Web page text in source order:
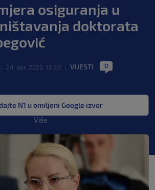
osiguranja u
doktorata
24. apr. 2023. 12:28 VIJESTI 0
N1 u omiljeni Google izvor
Više